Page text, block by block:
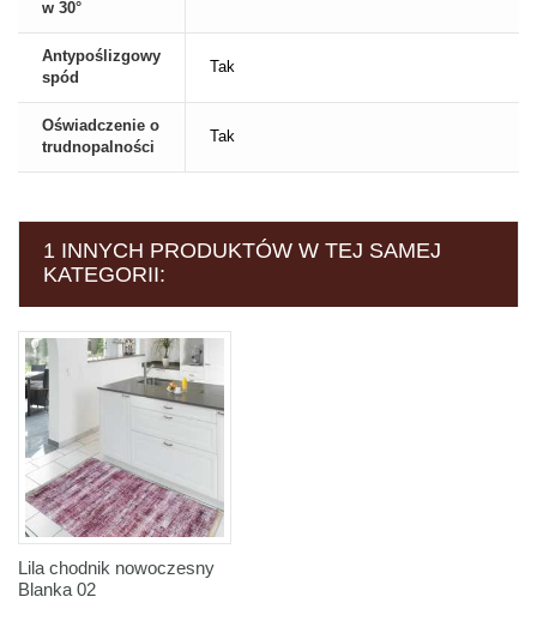
w 30°
Antypoślizgowy
spód
Tak
Oświadczenie o
trudnopalności
Tak
1 INNYCH PRODUKTÓW W TEJ SAMEJ
KATEGORII:
Lila chodnik nowoczesny
Blanka 02